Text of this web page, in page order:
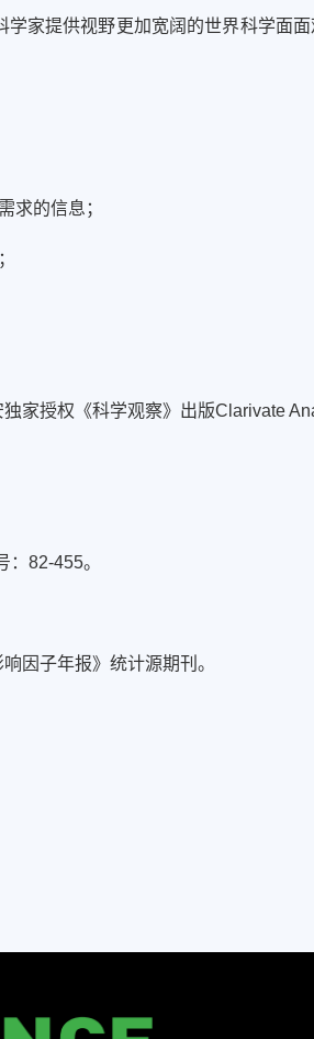
家提供视野更加宽阔的世界科学面
求的信息 ；
家授权《科学观察》出版Clarivate
82-455。
因子年报》统计源期刊。